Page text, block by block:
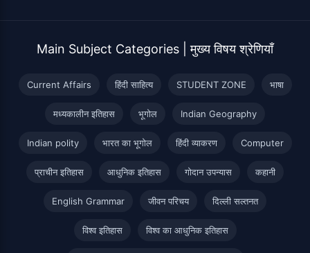
Main Subject Categories | मुख्य विषय श्रेणियाँ
Current Affairs हिंदी साहित्य STUDENT ZONE भाषा
मध्यकालीन इतिहास भूगोल Indian Geography
Indian polity भारत का भूगोल हिंदी व्याकरण Computer
प्राचीन इतिहास आधुनिक इतिहास गोदान उपन्यास कहानी
English Grammar जीवन परिचय दिल्ली सल्तनत
विश्व इतिहास विश्व का आधुनिक इतिहास